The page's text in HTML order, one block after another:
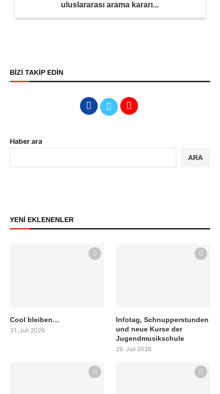
uluslararası arama kararı...
BİZİ TAKİP EDİN
Haber ara
ARA
YENİ EKLENENLER
Cool bleiben…
31. Juli 2026
Infotag, Schnupperstunden
und neue Kurse der
Jugendmusikschule
29. Juli 2026